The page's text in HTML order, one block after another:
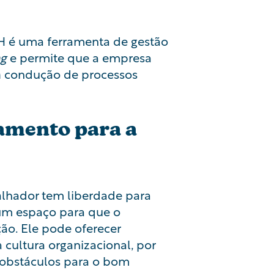
é uma ferramenta de gestão
e permite que a empresa
de processos
para a
tem liberdade para
espaço para que o
Ele pode oferecer
cultura organizacional, por
para o bom